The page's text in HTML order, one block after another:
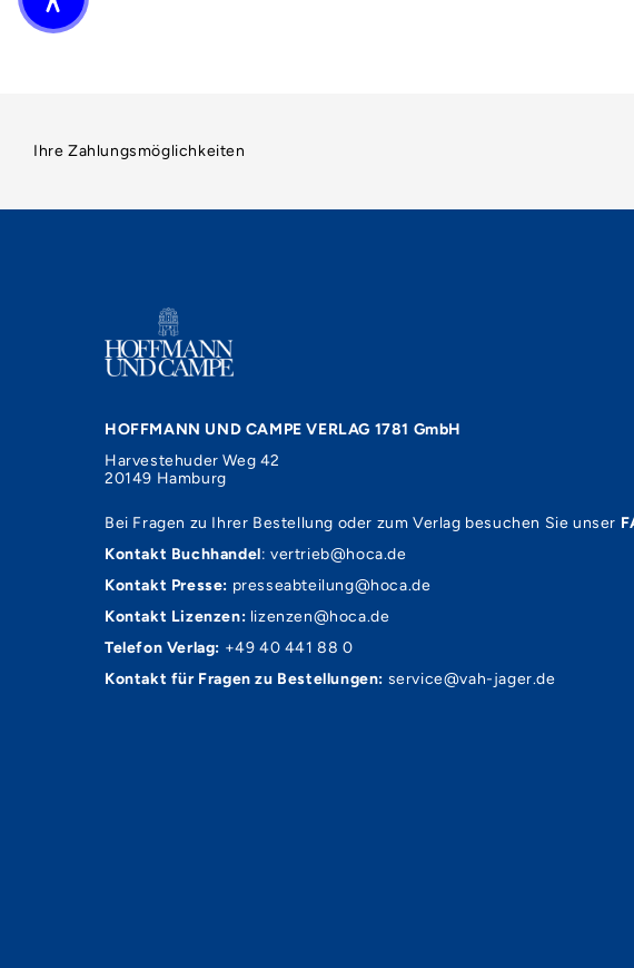
Ihre Zahlungsmöglichkeiten
HOFFMANN UND CAMPE VERLAG 1781 GmbH
Harvestehuder Weg 42
20149 Hamburg
Bei Fragen zu Ihrer Bestellung oder zum Verlag besuchen Sie unser
Kontakt Buchhandel:vertrieb@hoca.de
Kontakt Presse: presseabteilung@hoca.de
Kontakt Lizenzen: lizenzen@hoca.de
Telefon Verlag: +49 40 441 88 0
Kontakt für Fragen zu Bestellungen: service@vah-jager.de